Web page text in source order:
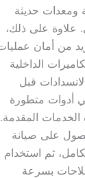
ومعدات حديثة
علاوة على ذلك،
من أمان
الداخلية
قبل
أدوات متطورة
المقدمة.
على صيانة
ثم استخدام
بسرعة